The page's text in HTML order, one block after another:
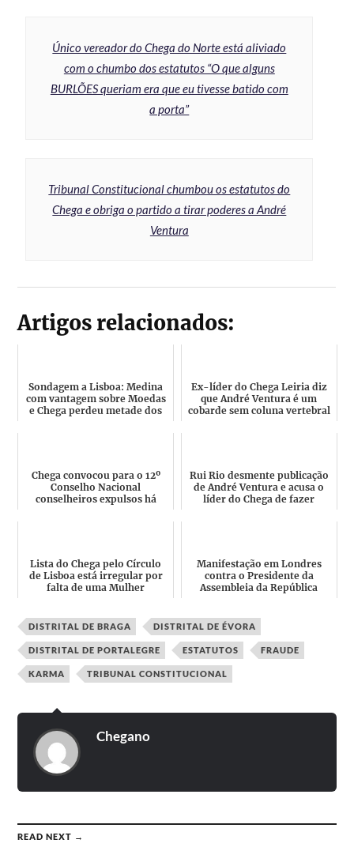
Único vereador do Chega do Norte está aliviado
com o chumbo dos estatutos “O que alguns
BURLÕES queriam era que eu tivesse batido com
a porta”
Tribunal Constitucional chumbou os estatutos do
Chega e obriga o partido a tirar poderes a André
Ventura
Artigos relacionados:
Sondagem a Lisboa: Medina
com vantagem sobre Moedas
e Chega perdeu metade dos
Ex-líder do Chega Leiria diz
que André Ventura é um
cobarde sem coluna vertebral
Chega convocou para o 12º
Conselho Nacional
conselheiros expulsos há
Rui Rio desmente publicação
de André Ventura e acusa o
líder do Chega de fazer
Lista do Chega pelo Círculo
de Lisboa está irregular por
falta de uma Mulher
Manifestação em Londres
contra o Presidente da
Assembleia da República
DISTRITAL DE BRAGA DISTRITAL DE ÉVORA
DISTRITAL DE PORTALEGRE ESTATUTOS FRAUDE
KARMA TRIBUNAL CONSTITUCIONAL
Chegano
READ NEXT →